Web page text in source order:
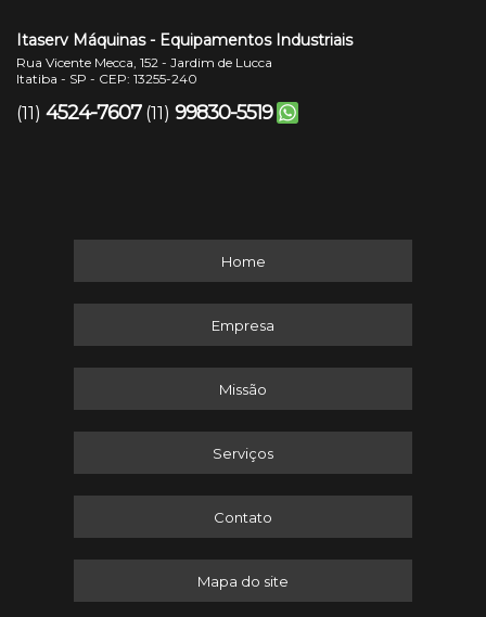
Itaserv Máquinas - Equipamentos Industriais
Rua Vicente Mecca, 152 - Jardim de Lucca
Itatiba - SP - CEP: 13255-240
(11) 4524-7607 (11) 99830-5519
Home
Empresa
Missão
Serviços
Contato
Mapa do site